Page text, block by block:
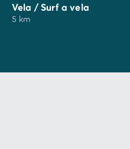
Vela / Surf a vela
5 km